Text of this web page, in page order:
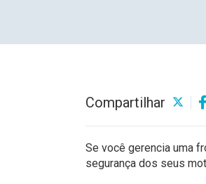
Compartilhar
Se você gerencia uma
segurança dos seus